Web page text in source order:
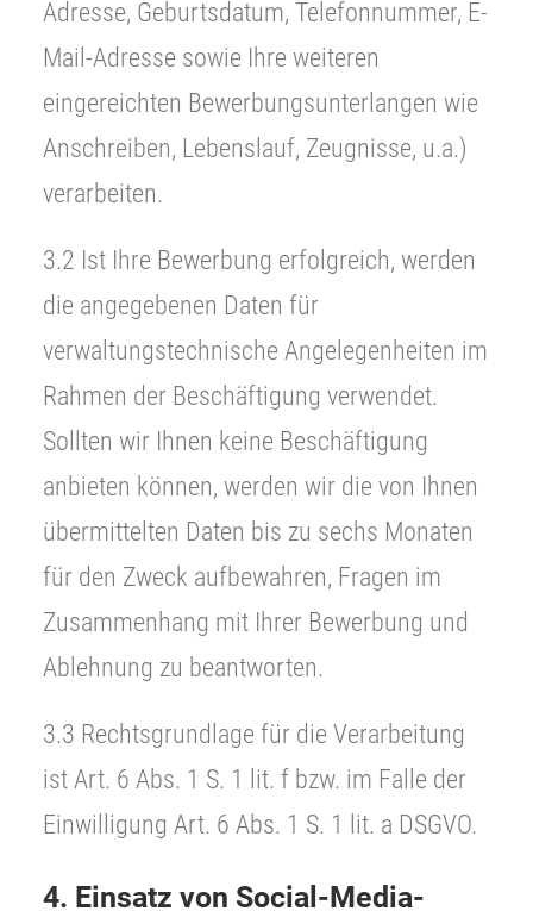
Adresse, Geburtsdatum, Telefonnummer, E-
Mail-Adresse sowie Ihre weiteren
eingereichten Bewerbungsunterlangen wie
Anschreiben, Lebenslauf, Zeugnisse, u.a.)
verarbeiten.
3.2 Ist Ihre Bewerbung erfolgreich, werden
die angegebenen Daten für
verwaltungstechnische Angelegenheiten im
Rahmen der Beschäftigung verwendet.
Sollten wir Ihnen keine Beschäftigung
anbieten können, werden wir die von Ihnen
übermittelten Daten bis zu sechs Monaten
für den Zweck aufbewahren, Fragen im
Zusammenhang mit Ihrer Bewerbung und
Ablehnung zu beantworten.
3.3 Rechtsgrundlage für die Verarbeitung
ist Art. 6 Abs. 1 S. 1 lit. f bzw. im Falle der
Einwilligung Art. 6 Abs. 1 S. 1 lit. a DSGVO.
4. Einsatz von Social-Media-